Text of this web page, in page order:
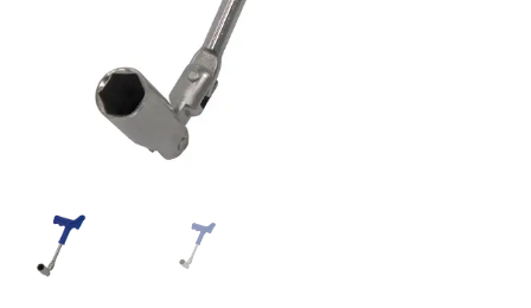
My account
Overzicht
Privacybeleid